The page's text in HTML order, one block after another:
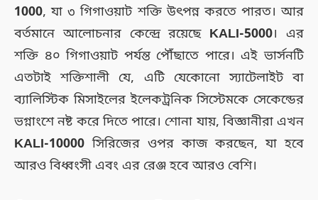
1000, যা ৩ গিগাওয়াট শক্তি উৎপন্ন করতে পারত। আর
বর্তমানে আলোচনার কেন্দ্রে রয়েছে KALI-5000। এর
শক্তি ৪০ গিগাওয়াট পর্যন্ত পৌঁছাতে পারে। এই ভার্সনটি
এতটাই শক্তিশালী যে, এটি যেকোনো স্যাটেলাইট বা
ব্যালিস্টিক মিসাইলের ইলেকট্রনিক সিস্টেমকে সেকেন্ডের
ভগ্নাংশে নষ্ট করে দিতে পারে। শোনা যায়, বিজ্ঞানীরা এখন
KALI-10000 সিরিজের ওপর কাজ করছেন, যা হবে
আরও বিধ্বংসী এবং এর রেঞ্জ হবে আরও বেশি।